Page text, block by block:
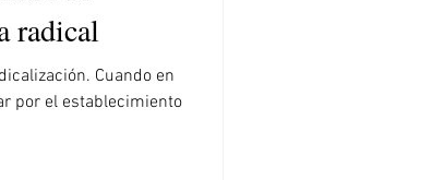
radical
Cuando en
por el establecimiento